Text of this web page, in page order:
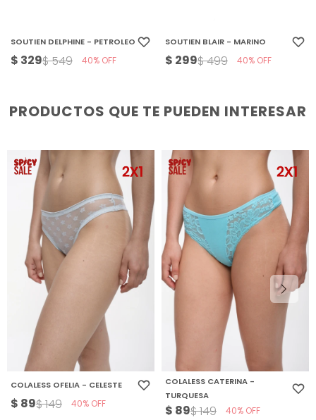
SOUTIEN DELPHINE - PETROLEO
$ 329$549 40
SOUTIEN BLAIR - MARINO
$ 299$499 40
PRODUCTOS QUE TE PUEDEN INTERESAR
COLALESS OFELIA - CELESTE
$ 89$149 40
COLALESS CATERINA -
TURQUESA
$ 89$149 40